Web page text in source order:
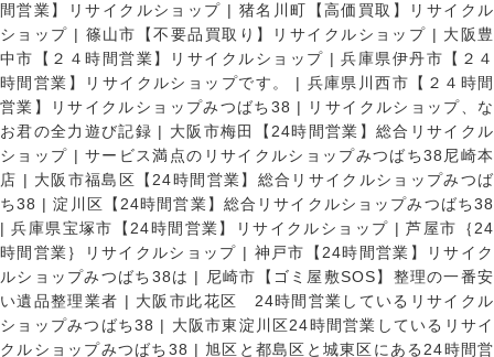
間営業】リサイクルショップ | 猪名川町【高価買取】リサイクル
ショップ | 篠山市【不要品買取り】リサイクルショップ | 大阪豊
中市【２４時間営業】リサイクルショップ |兵庫県伊丹市【２４
時間営業】リサイクルショップです。
| 兵庫県川西市【２４時間
営業】リサイクルショップみつばち38 |
リサイクルショップ、な
お君の全力遊び記録 | 大阪市梅田【24時間営業】総合リサイクル
ショップ |サービス満点のリサイクルショップみつばち38尼崎本
店 | 大阪市福島区【24時間営業】総合リサイクルショップみつば
ち38 |淀川区【24時間営業】総合リサイクルショップみつばち38
|兵庫県宝塚市【24時間営業】リサイクルショップ |芦屋市｛24
時間営業｝リサイクルショップ | 神戸市【24時間営業】リサイク
ルショップみつばち38は |
尼崎市【ゴミ屋敷SOS】整理の一番安
い遺品整理業者 | 大阪市此花区 24時間営業しているリサイクル
ショップみつばち38 | 大阪市東淀川区24時間営業しているリサイ
クルショップみつばち38 | 旭区と都島区と城東区にある24時間営